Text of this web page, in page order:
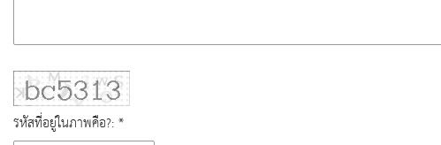
รหัสที่อยู่ในภาพคือ?: *